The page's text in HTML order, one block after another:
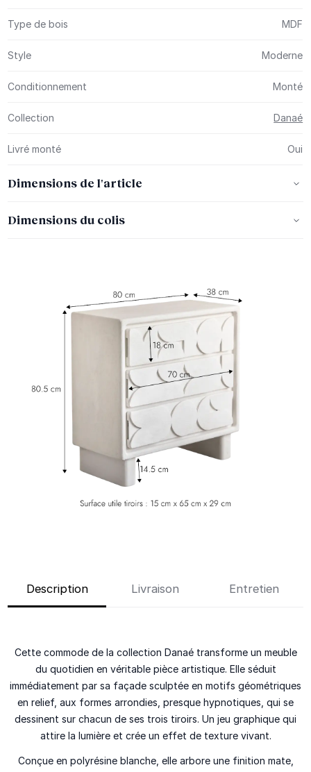
Type de bois MDF
Style Moderne
Conditionnement Monté
Collection Danaé
Livré monté Oui
Dimensions de l'article
Dimensions du colis
Description Livraison Entretien
Cette commode de la collection Danaé transforme un meuble
du quotidien en véritable pièce artistique. Elle séduit
immédiatement par sa façade sculptée en motifs géométriques
en relief, aux formes arrondies, presque hypnotiques, qui se
dessinent sur chacun de ses trois tiroirs. Un jeu graphique qui
attire la lumière et crée un effet de texture vivant.
Conçue en polyrésine blanche, elle arbore une finition mate,